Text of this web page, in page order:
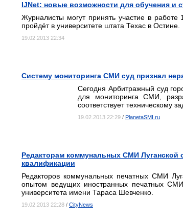
IJNet: новые возможности для обучения и
Журналисты могут принять участие в
пройдёт в университете штата Техас в Остине.
19.02.2013 22:34
Систему мониторинга СМИ суд признал
Сегодня Арбитражный суд
для мониторинга СМИ,
соответствует техническому
19.02.2013 22:29 / PlanetaSMI.ru
Редакторам коммунальных СМИ Луганской
квалификации
Редакторов коммунальных печатных СМИ
опытом ведущих иностранных печатных СМИ
университета имени Тараса Шевченко.
19.02.2013 22:28 / CityNews